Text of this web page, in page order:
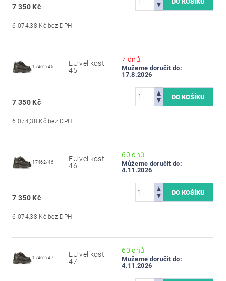
7 350 Kč
6 074,38 Kč bez DPH
17462/45
EU velikost:
45
7 dnů
Můžeme doručit do:
17.8.2026
7 350 Kč
6 074,38 Kč bez DPH
17462/46
EU velikost:
46
60 dnů
Můžeme doručit do:
4.11.2026
7 350 Kč
6 074,38 Kč bez DPH
17462/47
EU velikost:
47
60 dnů
Můžeme doručit do:
4.11.2026